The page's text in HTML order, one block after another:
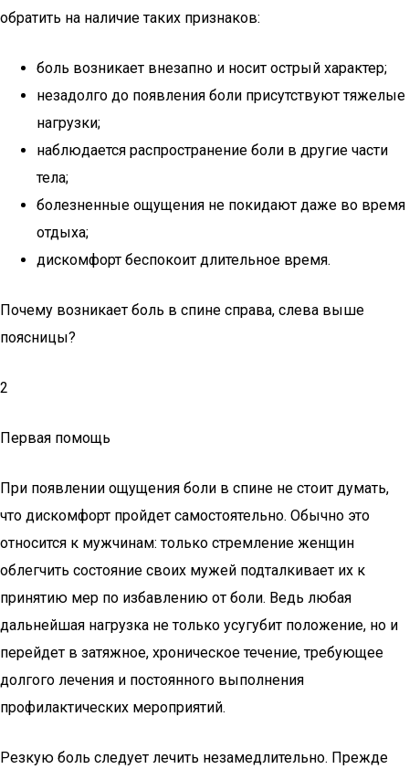
обратить на наличие таких признаков:
боль возникает внезапно и носит острый характер;
незадолго до появления боли присутствуют тяжелые
нагрузки;
наблюдается распространение боли в другие части
тела;
болезненные ощущения не покидают даже во время
отдыха;
дискомфорт беспокоит длительное время.
Почему возникает боль в спине справа, слева выше
поясницы?
2
Первая помощь
При появлении ощущения боли в спине не стоит думать,
что дискомфорт пройдет самостоятельно. Обычно это
относится к мужчинам: только стремление женщин
облегчить состояние своих мужей подталкивает их к
принятию мер по избавлению от боли. Ведь любая
дальнейшая нагрузка не только усугубит положение, но и
перейдет в затяжное, хроническое течение, требующее
долгого лечения и постоянного выполнения
профилактических мероприятий.
Резкую боль следует лечить незамедлительно. Прежде